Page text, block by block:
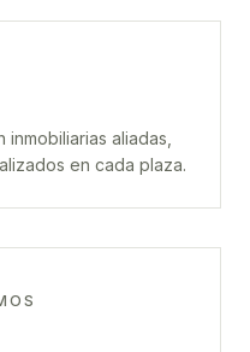
aliadas,
en cada plaza.